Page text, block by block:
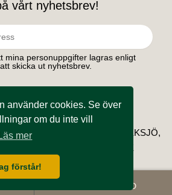
använder cookies. Se över
om du inte vill
Läs mer
förstår!
BOKA BORD
STORA TORGET 9, 575 31 EKSJÖ,
vårt nyhetsbrev!
mina personuppgifter lagras enligt
skicka ut nyhetsbrev.